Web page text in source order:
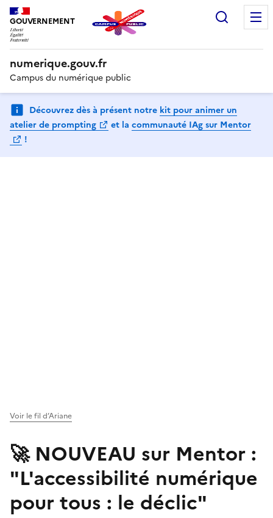
GOUVERNEMENT
numerique.gouv.fr
Campus du numérique public
Découvrez dès à présent notre
(Ouvre une nouvelle fenêtre)
kit pour animer un
atelier de prompting
et la
(Ouvre une nouvelle fenêtre)
communauté IAg sur Mentor
!
Voir le fil d’Ariane
🚀 NOUVEAU sur Mentor :
"L'accessibilité numérique
pour tous : le déclic"